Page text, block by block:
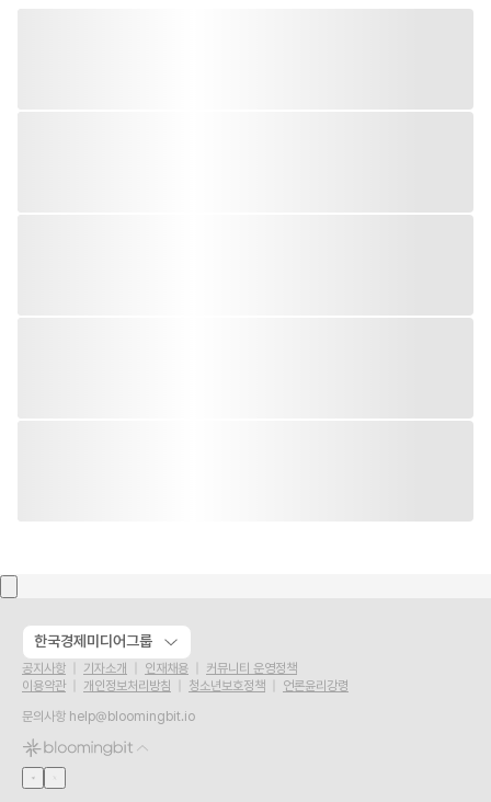
한국경제미디어그룹
공지사항 기자소개 인재채용
커뮤니티 운영정책
이용약관
개인정보처리방침 청소년보호정책
언론윤리강령
문의사항 help@bloomingbit.io